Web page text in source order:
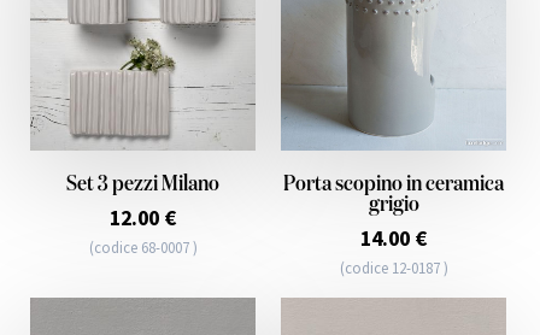
Set 3 pezzi Milano
12.00 €
(codice 68-0007 )
Porta scopino in ceramica
grigio
14.00 €
(codice 12-0187 )